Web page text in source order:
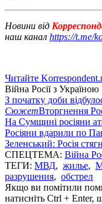
Новини від
наш канал https://t.me/
Читайте
Війна Росії з Україною
З початку доби
СюжетВторгнення
На Сумщині росіяни
Росіяни вдарили по
Зеленський: Росія
СПЕЦТЕМА: Війна
ТЕГИ: МВД, жилье,
разрушения, обстрел
Якщо ви помітили
натисніть Ctrl + Enter,